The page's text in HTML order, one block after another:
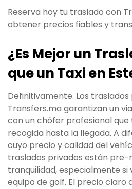
Reserva hoy tu traslado con
obtener precios fiables y
¿Es Mejor un
que un Taxi en
Definitivamente. Los
Transfers.ma garantizan un
con un chófer profesional que
recogida hasta la llegada. A
cuyo precio y calidad del
traslados privados están
tranquilidad, especialmente si
equipo de golf. El precio claro